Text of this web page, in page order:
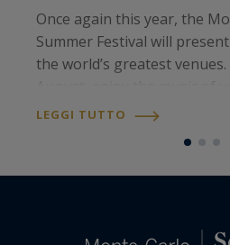
Once again this year, the
Summer Festival will
the world’s greatest
all summer long. Meet
LEGGI TUTTO